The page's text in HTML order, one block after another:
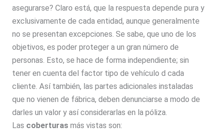
asegurarse? Claro está, que la respuesta depende pura y
exclusivamente de cada entidad, aunque generalmente
no se presentan excepciones. Se sabe, que uno de los
objetivos, es poder proteger a un gran número de
personas. Esto, se hace de forma independiente; sin
tener en cuenta del factor tipo de vehículo d cada
cliente. Así también, las partes adicionales instaladas
que no vienen de fábrica, deben denunciarse a modo de
darles un valor y así considerarlas en la póliza.
Las coberturasmás vistas son: